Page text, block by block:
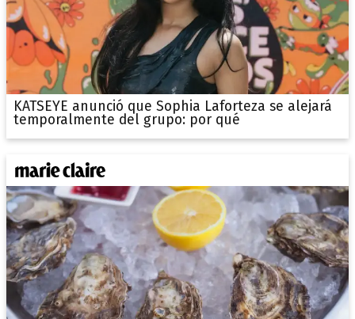
KATSEYE anunció que Sophia Laforteza se alejará
temporalmente del grupo: por qué